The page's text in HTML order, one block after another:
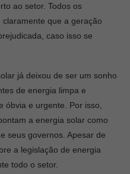
ao setor. Todos os
que a geração
caso isso se
já deixou de ser um sonho
de energia limpa e
óbvia e urgente. Por isso,
a energia solar como
seus governos. Apesar de
a legislação de energia
todo o setor.